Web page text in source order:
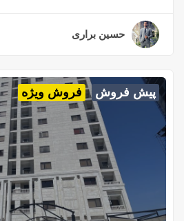
حسین براری
پیش فروش فروش ویژه